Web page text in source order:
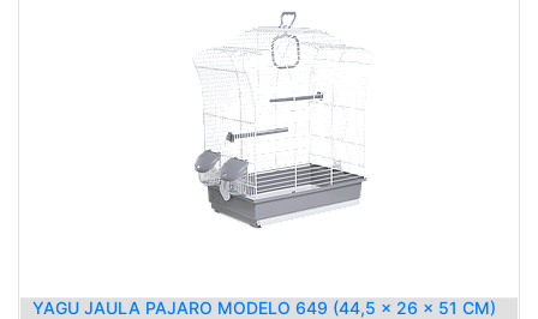
YAGU JAULA PAJARO MODELO 649 (44,5 x 26 x 51 CM)